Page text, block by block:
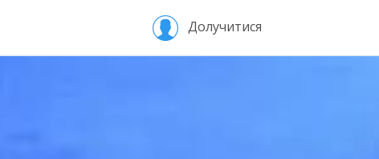
Долучитися